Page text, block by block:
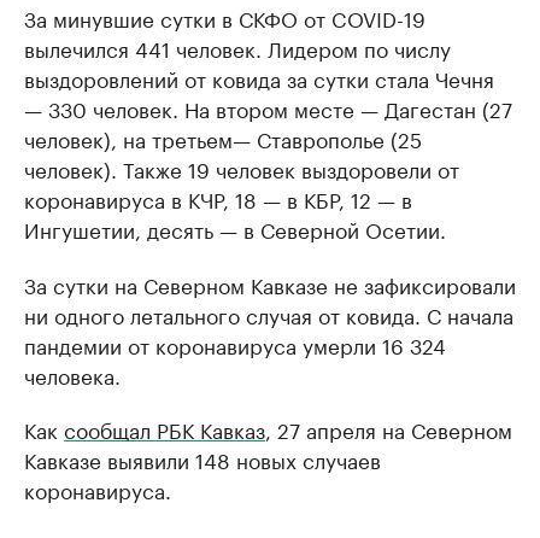
За минувшие сутки в СКФО от COVID-19
вылечился 441 человек. Лидером по числу
выздоровлений от ковида за сутки стала Чечня
— 330 человек. На втором месте — Дагестан (27
человек), на третьем— Ставрополье (25
человек). Также 19 человек выздоровели от
коронавируса в КЧР, 18 — в КБР, 12 — в
Ингушетии, десять — в Северной Осетии.
За сутки на Северном Кавказе не зафиксировали
ни одного летального случая от ковида. С начала
пандемии от коронавируса умерли 16 324
человека.
Как сообщал РБК Кавказ, 27 апреля на Северном
Кавказе выявили 148 новых случаев
коронавируса.